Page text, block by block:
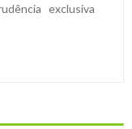
exclusiva